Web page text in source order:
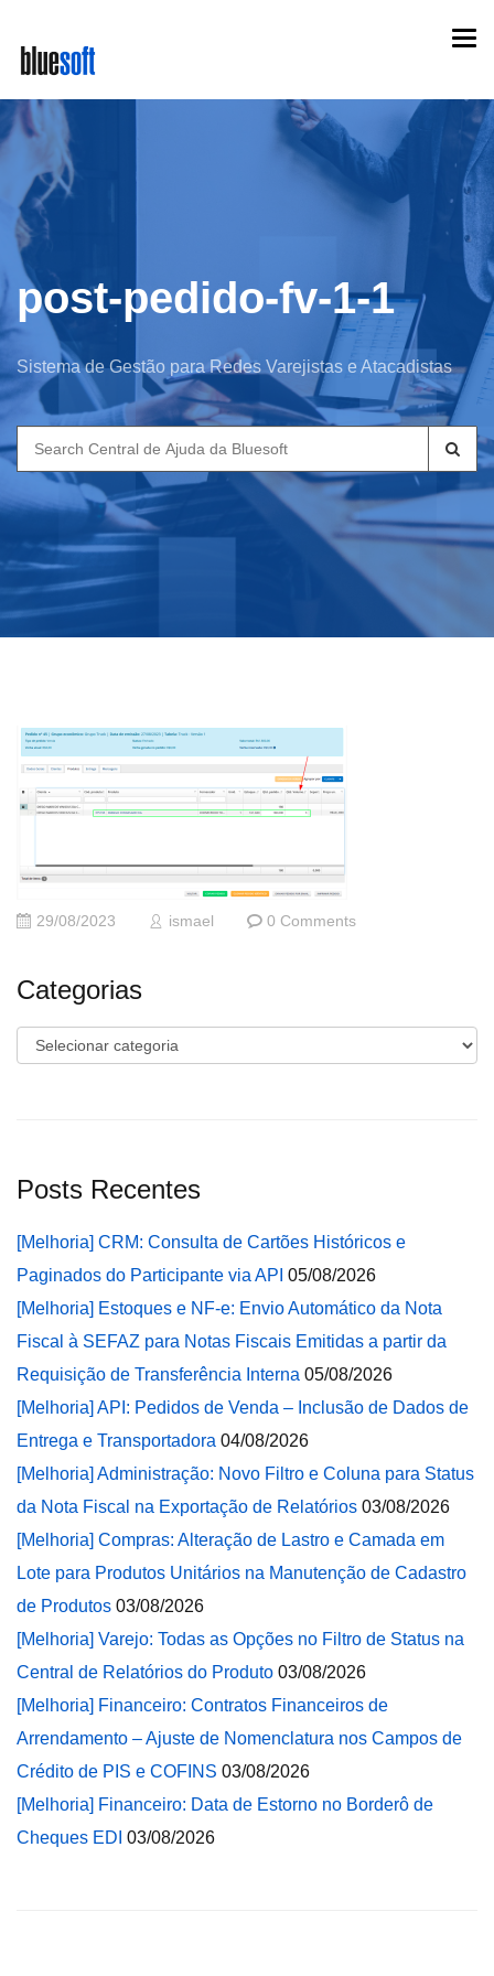
main
content
post-pedido-fv-1-1
Sistema de Gestão para Redes Varejistas e Atacadistas
Search
for:
29/08/2023 ismael 0 Comments
Categorias
Categorias
Posts Recentes
[Melhoria] CRM: Consulta de Cartões Históricos e
Paginados do Participante via API 05/08/2026
[Melhoria] Estoques e NF-e: Envio Automático da Nota
Fiscal à SEFAZ para Notas Fiscais Emitidas a partir da
Requisição de Transferência Interna 05/08/2026
[Melhoria] API: Pedidos de Venda – Inclusão de Dados de
Entrega e Transportadora 04/08/2026
[Melhoria] Administração: Novo Filtro e Coluna para Status
da Nota Fiscal na Exportação de Relatórios 03/08/2026
[Melhoria] Compras: Alteração de Lastro e Camada em
Lote para Produtos Unitários na Manutenção de Cadastro
de Produtos 03/08/2026
[Melhoria] Varejo: Todas as Opções no Filtro de Status na
Central de Relatórios do Produto 03/08/2026
[Melhoria] Financeiro: Contratos Financeiros de
Arrendamento – Ajuste de Nomenclatura nos Campos de
Crédito de PIS e COFINS 03/08/2026
[Melhoria] Financeiro: Data de Estorno no Borderô de
Cheques EDI 03/08/2026